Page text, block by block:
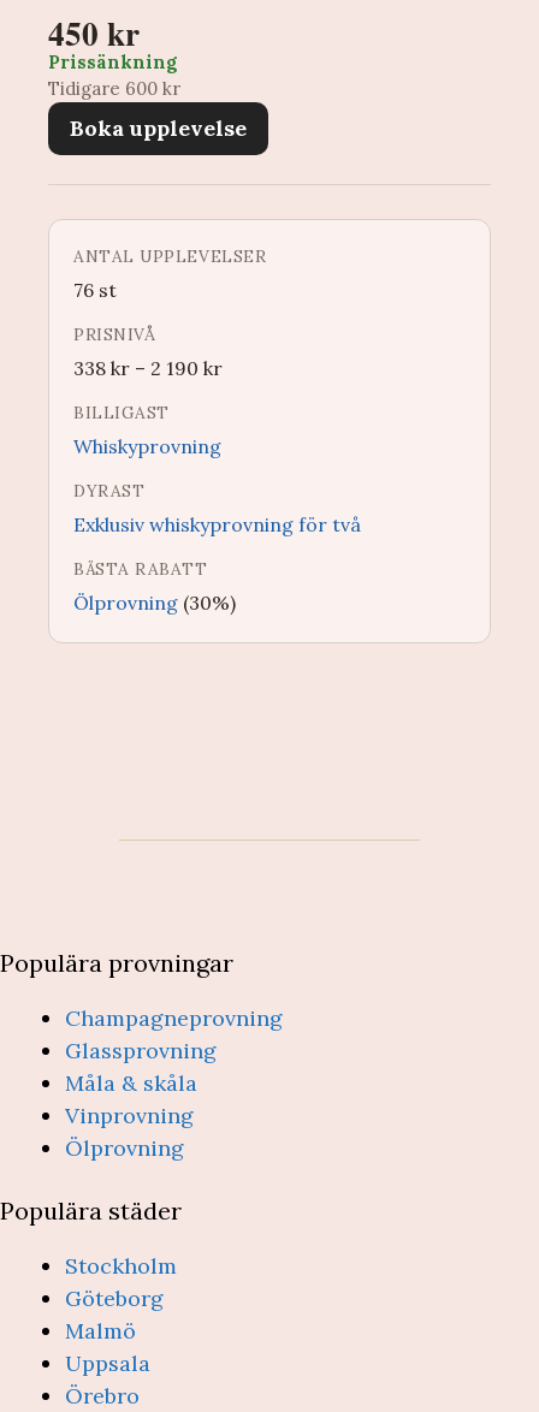
450 kr
Prissänkning
Tidigare 600 kr
Boka upplevelse
ANTAL UPPLEVELSER
76 st
PRISNIVÅ
338 kr – 2 190 kr
BILLIGAST
Whiskyprovning
DYRAST
Exklusiv whiskyprovning för två
BÄSTA RABATT
Ölprovning (30%)
Populära provningar
Champagneprovning
Glassprovning
Måla & skåla
Vinprovning
Ölprovning
Populära städer
Stockholm
Göteborg
Malmö
Uppsala
Örebro